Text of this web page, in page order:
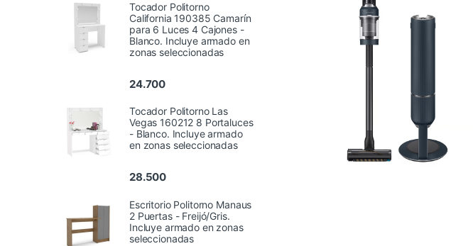
Tocador Politorno
California 190385 Camarín
para 6 Luces 4 Cajones -
Blanco. Incluye armado en
zonas seleccionadas
24.700
Tocador Politorno Las
Vegas 160212 8 Portaluces
- Blanco. Incluye armado
en zonas seleccionadas
28.500
Escritorio Politorno Manaus
2 Puertas - Freijó/Gris.
Incluye armado en zonas
seleccionadas